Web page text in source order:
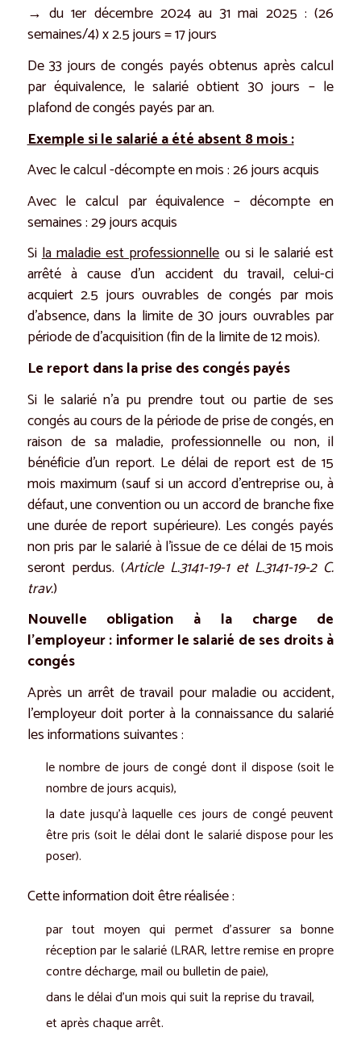
→ du 1er décembre 2024 au 31 mai 2025 : (26
semaines/4) x 2.5 jours = 17 jours
De 33 jours de congés payés obtenus après calcul
par équivalence, le salarié obtient 30 jours – le
plafond de congés payés par an.
Exemple si le salarié a été absent 8 mois :
Avec le calcul -décompte en mois : 26 jours acquis
Avec le calcul par équivalence – décompte en
semaines : 29 jours acquis
Sila maladie est professionnelleou si le salarié est
arrêté à cause d’un accident du travail, celui-ci
acquiert 2.5 jours ouvrables de congés par mois
d’absence, dans la limite de 30 jours ouvrables par
période de d’acquisition (fin de la limite de 12 mois).
Le report dans la prise des congés payés
Si le salarié n’a pu prendre tout ou partie de ses
congés au cours de la période de prise de congés, en
raison de sa maladie, professionnelle ou non, il
bénéficie d’un report. Le délai de report est de 15
mois maximum (sauf si un accord d’entreprise ou, à
défaut, une convention ou un accord de branche fixe
une durée de report supérieure). Les congés payés
non pris par le salarié à l’issue de ce délai de 15 mois
seront perdus. (Article L.3141-19-1 et L.3141-19-2 C.
trav.)
Nouvelle obligation à la charge de
l’employeur : informer le salarié de ses droits à
congés
Après un arrêt de travail pour maladie ou accident,
l’employeur doit porter à la connaissance du salarié
les informations suivantes :
le nombre de jours de congé dont il dispose (soit le
nombre de jours acquis),
la date jusqu’à laquelle ces jours de congé peuvent
être pris (soit le délai dont le salarié dispose pour les
poser).
Cette information doit être réalisée :
par tout moyen qui permet d’assurer sa bonne
réception par le salarié (LRAR, lettre remise en propre
contre décharge, mail ou bulletin de paie),
dans le délai d’un mois qui suit la reprise du travail,
et après chaque arrêt.